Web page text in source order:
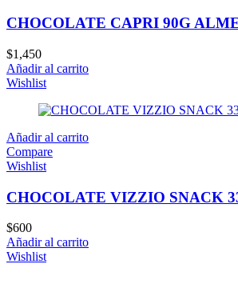
CHOCOLATE CAPRI 90G
$1,450
Añadir al carrito
Wishlist
Añadir al carrito
Compare
Wishlist
CHOCOLATE VIZZIO SNACK
$600
Añadir al carrito
Wishlist